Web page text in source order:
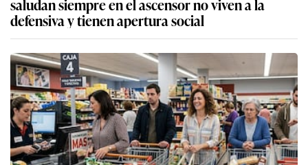
saludan siempre en el ascensor no viven a la
defensiva y tienen apertura social